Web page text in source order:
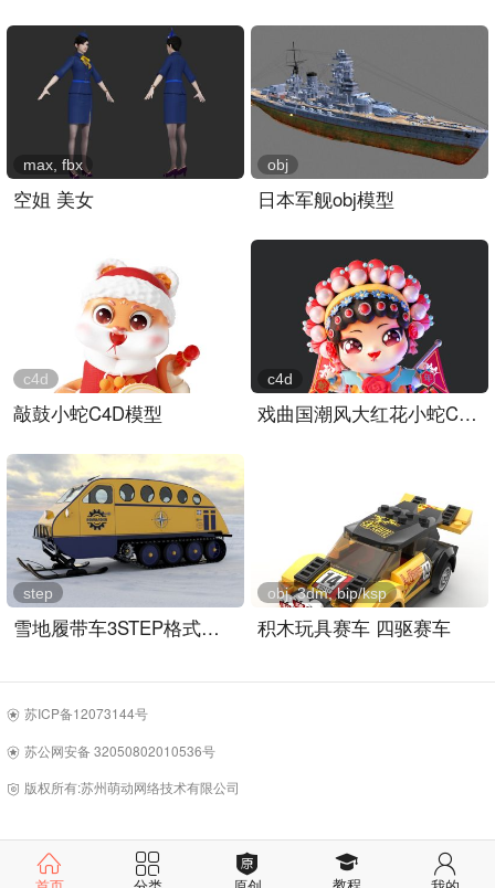
空姐 美女
max, fbx
日本军舰obj模型
obj
敲鼓小蛇C4D模型
c4d
戏曲国潮风大红花小蛇C4D模型
c4d
雪地履带车3STEP格式图纸
step
积木玩具赛车 四驱赛车
obj, 3dm, bip/ksp
苏ICP备12073144号
苏公网安备 32050802010536号
版权所有:苏州萌动网络技术有限公司